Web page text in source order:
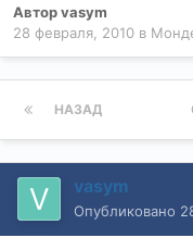
Авторvasym
28 февраля, 2010 в
НАЗАД
vasym
Опубликовано